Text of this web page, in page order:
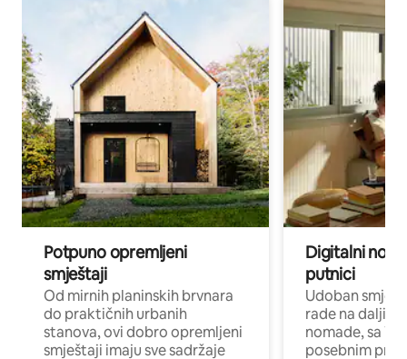
Potpuno opremljeni
smještaji
Od mirnih planinskih brvnara
do praktičnih urbanih
stanova, ovi dobro opremljeni
smještaji imaju sve sadržaje
Digitalni
putnici
Udoban
rade na
nomade, sa
posebnim